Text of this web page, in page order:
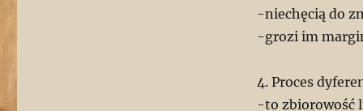
-niechęcią do
-grozi im
4. Proces
-to zbiorowość